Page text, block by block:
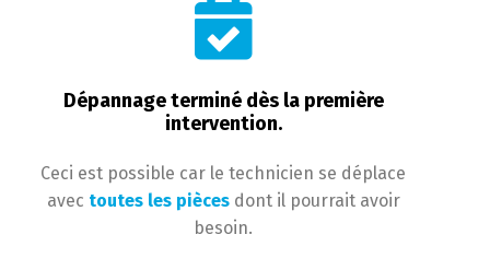
Dépannage terminé dès la première
intervention.
Ceci est possible car le technicien se déplace
avec toutes les piècesdont il pourrait avoir
besoin.